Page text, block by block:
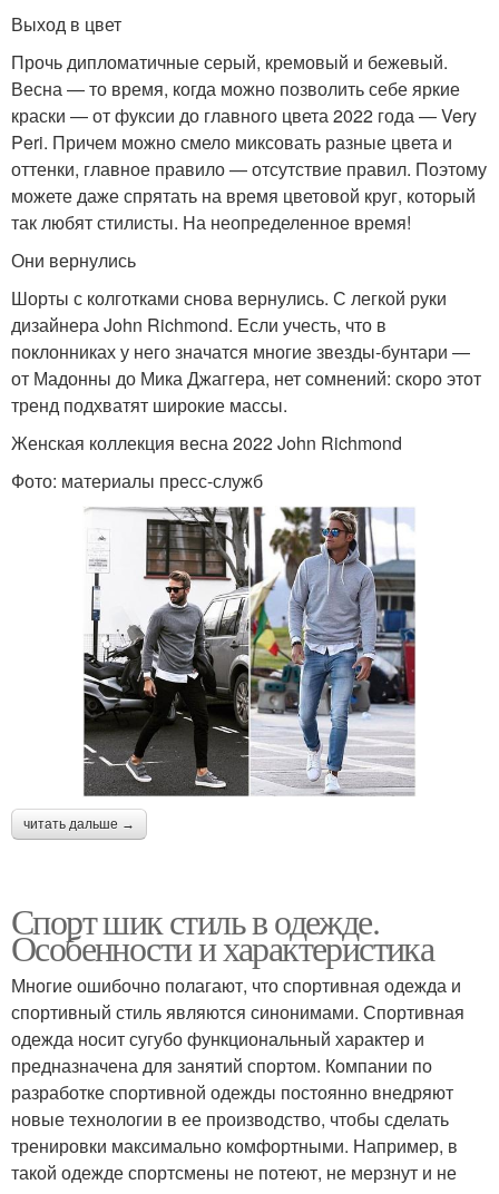
Выход в цвет
Прочь дипломатичные серый, кремовый и бежевый.
Весна — то время, когда можно позволить себе яркие
краски — от фуксии до главного цвета 2022 года — Very
Peri. Причем можно смело миксовать разные цвета и
оттенки, главное правило — отсутствие правил. Поэтому
можете даже спрятать на время цветовой круг, который
так любят стилисты. На неопределенное время!
Они вернулись
Шорты с колготками снова вернулись. С легкой руки
дизайнера John Richmond. Если учесть, что в
поклонниках у него значатся многие звезды-бунтари —
от Мадонны до Мика Джаггера, нет сомнений: скоро этот
тренд подхватят широкие массы.
Женская коллекция весна 2022 John Richmond
Фото: материалы пресс-служб
читать дальше →
Спорт шик стиль в одежде.
Особенности и характеристика
Многие ошибочно полагают, что спортивная одежда и
спортивный стиль являются синонимами. Спортивная
одежда носит сугубо функциональный характер и
предназначена для занятий спортом. Компании по
разработке спортивной одежды постоянно внедряют
новые технологии в ее производство, чтобы сделать
тренировки максимально комфортными. Например, в
такой одежде спортсмены не потеют, не мерзнут и не